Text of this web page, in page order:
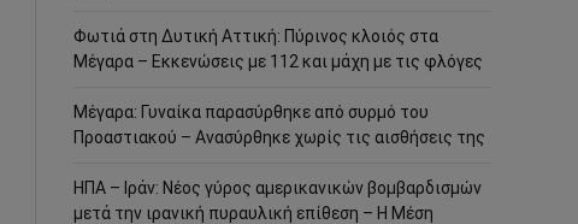
Φωτιά στη Δυτική Αττική: Πύρινος κλοιός στα
Μέγαρα – Εκκενώσεις με 112 και μάχη με τις φλόγες
Μέγαρα: Γυναίκα παρασύρθηκε από συρμό του
Προαστιακού – Ανασύρθηκε χωρίς τις αισθήσεις της
ΗΠΑ – Ιράν: Νέος γύρος αμερικανικών βομβαρδισμών
μετά την ιρανική πυραυλική επίθεση – Η Μέση